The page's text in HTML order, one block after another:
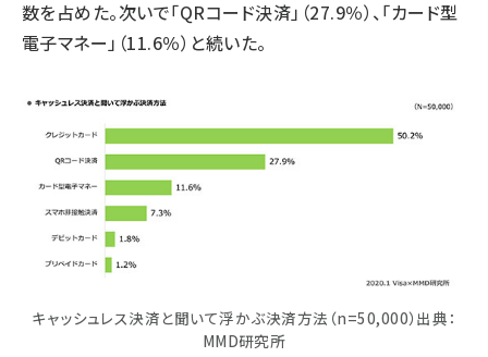
数を占めた。次いで「QRコード決済」（27.9％）、「カード型
電子マネー」（11.6％）と続いた。
キャッシュレス決済と聞いて浮かぶ決済方法（n=50,000）出典：
MMD研究所